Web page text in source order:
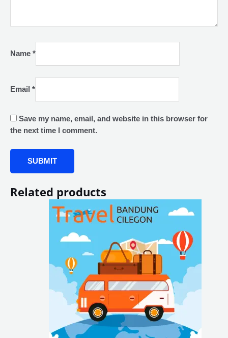
Name *
Email *
Save my name, email, and website in this browser for
the next time I comment.
Related products